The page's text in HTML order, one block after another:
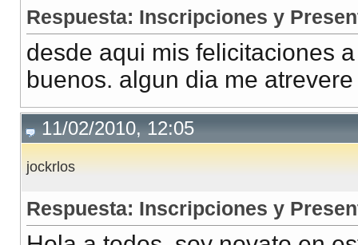
Respuesta: Inscripciones y
desde aqui mis felicitaciones
buenos. algun dia me
11/02/2010, 12:05
jockrlos
Respuesta: Inscripciones y